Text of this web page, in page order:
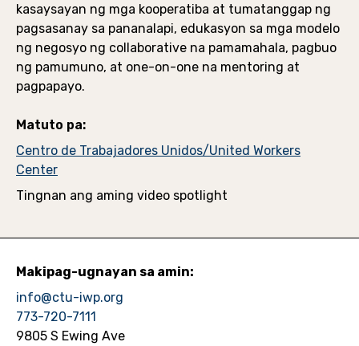
kasaysayan ng mga kooperatiba at tumatanggap ng
pagsasanay sa pananalapi, edukasyon sa mga modelo
ng negosyo ng collaborative na pamamahala, pagbuo
ng pamumuno, at one-on-one na mentoring at
pagpapayo.
Matuto pa:
Centro de Trabajadores Unidos/United Workers
Center
Tingnan ang aming video spotlight
Makipag-ugnayan sa amin:
info@ctu-iwp.org
773-720-7111
9805 S Ewing Ave